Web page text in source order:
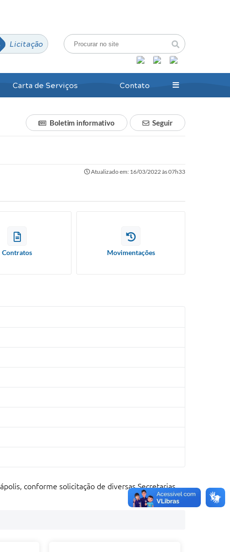
Licitação
Carta de Serviços Contato
Seguir
Boletim informativo
Atualizado em: 16/03/2022 às 07h33
Contratos Movimentações
conforme solicitação de diversas Secretarias.